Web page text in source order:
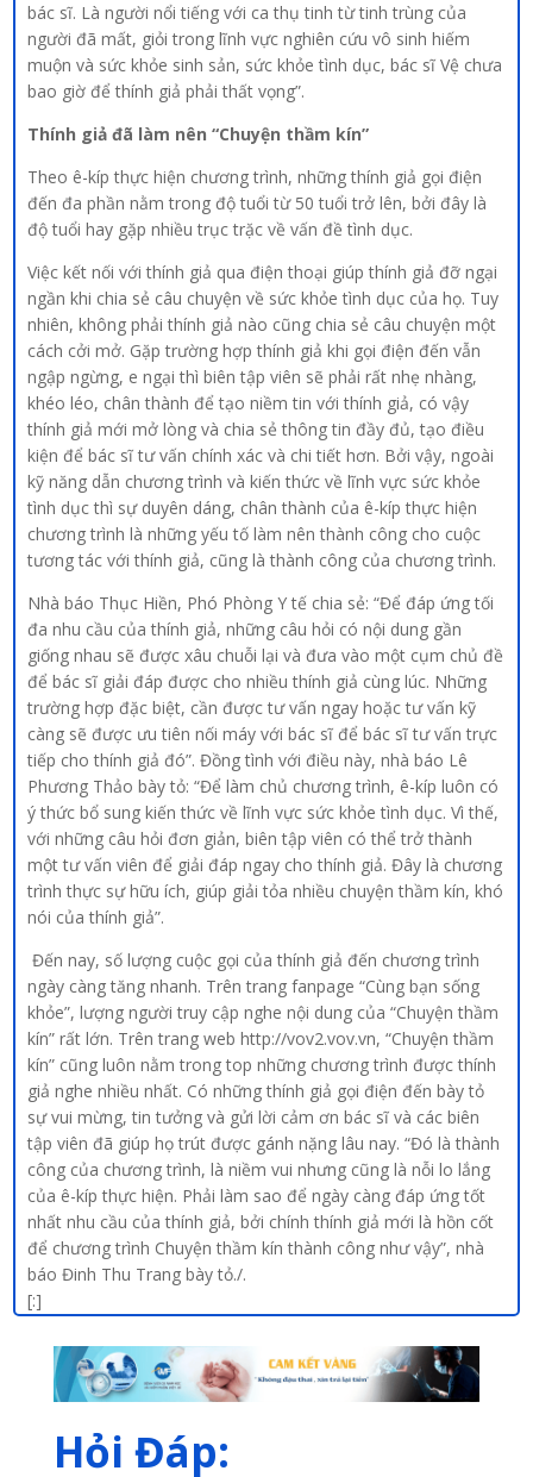
bác sĩ. Là người nổi tiếng với ca thụ tinh từ tinh trùng của
người đã mất, giỏi trong lĩnh vực nghiên cứu vô sinh hiếm
muộn và sức khỏe sinh sản, sức khỏe tình dục, bác sĩ Vệ chưa
bao giờ để thính giả phải thất vọng”.
Thính giả đã làm nên “Chuyện thầm kín”
Theo ê-kíp thực hiện chương trình, những thính giả gọi điện
đến đa phần nằm trong độ tuổi từ 50 tuổi trở lên, bởi đây là
độ tuổi hay gặp nhiều trục trặc về vấn đề tình dục.
Việc kết nối với thính giả qua điện thoại giúp thính giả đỡ ngại
ngần khi chia sẻ câu chuyện về sức khỏe tình dục của họ. Tuy
nhiên, không phải thính giả nào cũng chia sẻ câu chuyện một
cách cởi mở. Gặp trường hợp thính giả khi gọi điện đến vẫn
ngập ngừng, e ngại thì biên tập viên sẽ phải rất nhẹ nhàng,
khéo léo, chân thành để tạo niềm tin với thính giả, có vậy
thính giả mới mở lòng và chia sẻ thông tin đầy đủ, tạo điều
kiện để bác sĩ tư vấn chính xác và chi tiết hơn. Bởi vậy, ngoài
kỹ năng dẫn chương trình và kiến thức về lĩnh vực sức khỏe
tình dục thì sự duyên dáng, chân thành của ê-kíp thực hiện
chương trình là những yếu tố làm nên thành công cho cuộc
tương tác với thính giả, cũng là thành công của chương trình.
Nhà báo Thục Hiền, Phó Phòng Y tế chia sẻ: “Để đáp ứng tối
đa nhu cầu của thính giả, những câu hỏi có nội dung gần
giống nhau sẽ được xâu chuỗi lại và đưa vào một cụm chủ đề
để bác sĩ giải đáp được cho nhiều thính giả cùng lúc. Những
trường hợp đặc biệt, cần được tư vấn ngay hoặc tư vấn kỹ
càng sẽ được ưu tiên nối máy với bác sĩ để bác sĩ tư vấn trực
tiếp cho thính giả đó”. Đồng tình với điều này, nhà báo Lê
Phương Thảo bày tỏ: “Để làm chủ chương trình, ê-kíp luôn có
ý thức bổ sung kiến thức về lĩnh vực sức khỏe tình dục. Vì thế,
với những câu hỏi đơn giản, biên tập viên có thể trở thành
một tư vấn viên để giải đáp ngay cho thính giả. Đây là chương
trình thực sự hữu ích, giúp giải tỏa nhiều chuyện thầm kín, khó
nói của thính giả”.
Đến nay, số lượng cuộc gọi của thính giả đến chương trình
ngày càng tăng nhanh. Trên trang fanpage “Cùng bạn sống
khỏe”, lượng người truy cập nghe nội dung của “Chuyện thầm
kín” rất lớn. Trên trang web http://vov2.vov.vn, “Chuyện thầm
kín” cũng luôn nằm trong top những chương trình được thính
giả nghe nhiều nhất. Có những thính giả gọi điện đến bày tỏ
sự vui mừng, tin tưởng và gửi lời cảm ơn bác sĩ và các biên
tập viên đã giúp họ trút được gánh nặng lâu nay. “Đó là thành
công của chương trình, là niềm vui nhưng cũng là nỗi lo lắng
của ê-kíp thực hiện. Phải làm sao để ngày càng đáp ứng tốt
nhất nhu cầu của thính giả, bởi chính thính giả mới là hồn cốt
để chương trình Chuyện thầm kín thành công như vậy”, nhà
báo Đinh Thu Trang bày tỏ./.
[:]
Hỏi Đáp: